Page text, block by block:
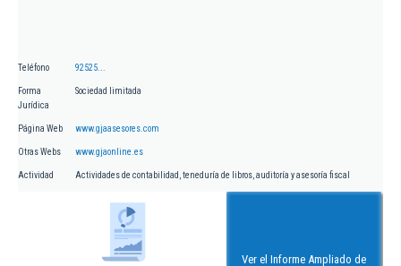
Teléfono 92525...
Forma
Jurídica
Sociedad limitada
Página Web www.gjaasesores.com
Otras Webs www.gjaonline.es
Actividad Actividades de contabilidad, teneduría de libros, auditoría y asesoría fiscal
Ver el Informe Ampliado de